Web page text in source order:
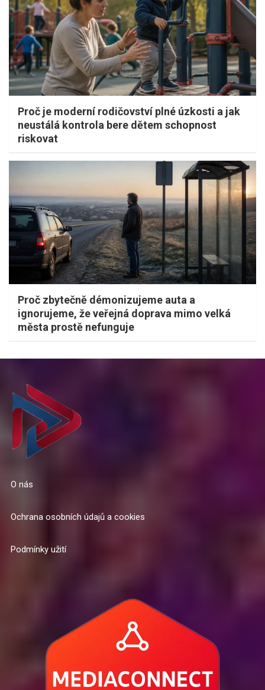
Proč je moderní rodičovství plné úzkosti a jak
neustálá kontrola bere dětem schopnost
riskovat
Proč zbytečně démonizujeme auta a
ignorujeme, že veřejná doprava mimo velká
města prostě nefunguje
O nás
Ochrana osobních údajů a cookies
Podmínky užití